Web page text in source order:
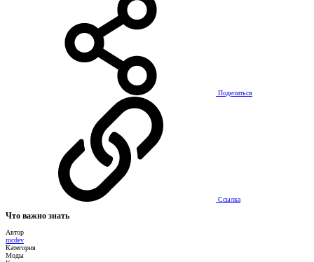
Поделиться
Ссылка
Что важно знать
Автор
mcdev
Категория
Моды